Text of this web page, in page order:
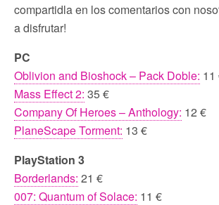
compartidla en los comentarios con
a disfrutar!
PC
Oblivion and Bioshock – Pack Doble: 11
Mass Effect 2: 35 €
Company Of Heroes – Anthology: 12 €
PlaneScape Torment: 13 €
PlayStation 3
Borderlands: 21 €
007: Quantum of Solace: 11 €